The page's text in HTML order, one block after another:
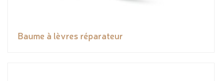
Baume à lèvres réparateur